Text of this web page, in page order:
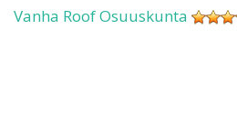
Vanha Roof Osuuskunta